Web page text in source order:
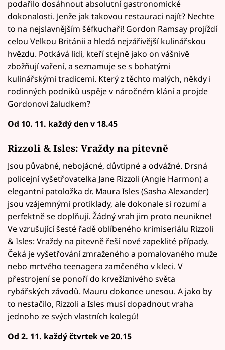
podařilo dosáhnout absolutní gastronomické
dokonalosti. Jenže jak takovou restauraci najít? Nechte
to na nejslavnějším šéfkuchaři! Gordon Ramsay projíždí
celou Velkou Británii a hledá nejzářivější kulinářskou
hvězdu. Potkává lidi, kteří stejně jako on vášnivě
zbožňují vaření, a seznamuje se s bohatými
kulinářskými tradicemi. Který z těchto malých, někdy i
rodinných podniků uspěje v náročném klání a projde
Gordonovi žaludkem?
Od 10. 11. každý den v 18.45
Rizzoli & Isles: Vraždy na pitevně
Jsou půvabné, nebojácné, důvtipné a odvážné. Drsná
policejní vyšetřovatelka Jane Rizzoli (Angie Harmon) a
elegantní patoložka dr. Maura Isles (Sasha Alexander)
jsou vzájemnými protiklady, ale dokonale si rozumí a
perfektně se doplňují. Žádný vrah jim proto neunikne!
Ve vzrušující šesté řadě oblíbeného krimiseriálu Rizzoli
& Isles: Vraždy na pitevně řeší nové zapeklité případy.
Čeká je vyšetřování zmraženého a pomalovaného muže
nebo mrtvého teenagera zamčeného v kleci. V
přestrojení se ponoří do krvežíznivého světa
rybářských závodů. Mauru dokonce unesou. A jako by
to nestačilo, Rizzoli a Isles musí dopadnout vraha
jednoho ze svých vlastních kolegů!
Od 2. 11. každý čtvrtek ve 20.15